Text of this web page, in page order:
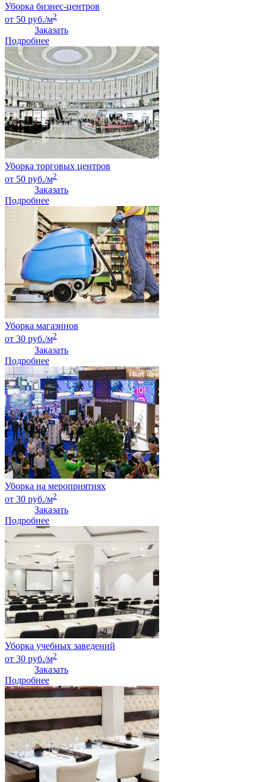
Уборка бизнес-центров
от 50 руб./м2
Заказать
Подробнее
Уборка торговых центров
от 50 руб./м2
Заказать
Подробнее
Уборка магазинов
от 30 руб./м2
Заказать
Подробнее
Уборка на мероприятиях
от 30 руб./м2
Заказать
Подробнее
Уборка учебных заведений
от 30 руб./м2
Заказать
Подробнее